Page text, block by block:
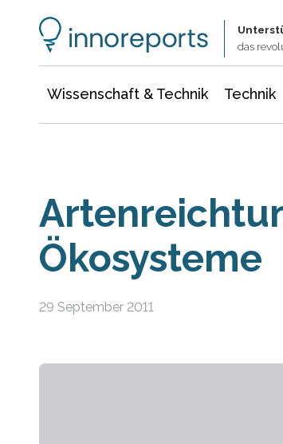
das
Wissenschaft & Technik Technik
Ökosysteme
29 September 2011